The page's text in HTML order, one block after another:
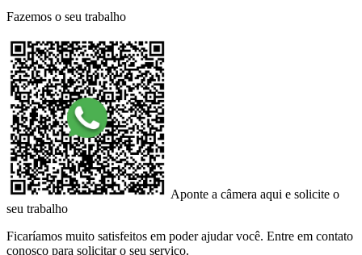
Fazemos o seu trabalho
Aponte a câmera aqui e solicite o
seu trabalho
Ficaríamos muito satisfeitos em poder ajudar você. Entre em contato
conosco para solicitar o seu serviço.